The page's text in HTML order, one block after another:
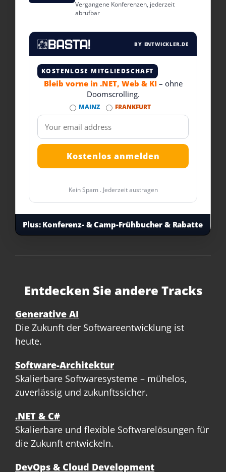
Vergangene Konferenzen, jederzeit
abrufbar
BY ENTWICKLER.DE
KOSTENLOSE MITGLIEDSCHAFT
Bleib vorne in .NET, Web & KI – ohne
Doomscrolling.
MAINZ FRANKFURT
Kein Spam . Jederzeit austragen
Plus:Konferenz- & Camp-Frühbucher & Rabatte
Entdecken Sie andere Tracks
Generative AI
Die Zukunft der Softwareentwicklung ist
heute.
Software-Architektur
Skalierbare Softwaresysteme – mühelos,
zuverlässig und zukunftssicher.
.NET & C#
Skalierbare und flexible Softwarelösungen für
die Zukunft entwickeln.
DevOps & Cloud Development